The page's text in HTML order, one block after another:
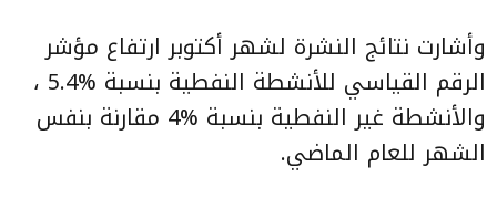
وأشارت نتائج النشرة لشهر أكتوبر ارتفاع مؤشر
الرقم القياسي للأنشطة النفطية بنسبة %5.4 ،
والأنشطة غير النفطية بنسبة %4 مقارنة بنفس
الشهر للعام الماضي.